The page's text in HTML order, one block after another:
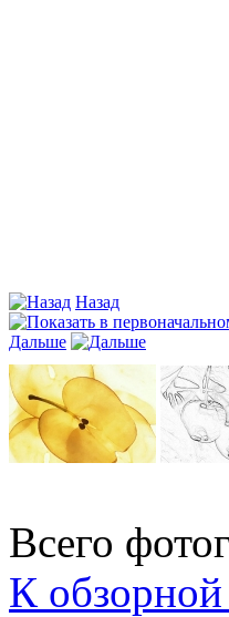
Назад
Дальше
Всего
К обзорной